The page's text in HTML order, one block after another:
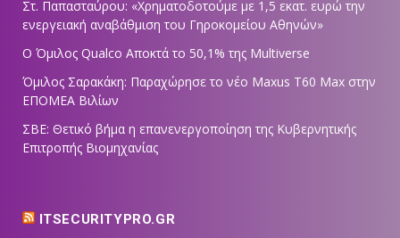
Στ. Παπασταύρου: «Χρηματοδοτούμε με 1,5 εκατ. ευρώ την
ενεργειακή αναβάθμιση του Γηροκομείου Αθηνών»
Ο Όμιλος Qualco Αποκτά το 50,1% της Multiverse
Όμιλος Σαρακάκη: Παραχώρησε το νέο Maxus T60 Max στην
ΕΠΟΜΕΑ Βιλίων
ΣΒΕ: Θετικό βήμα η επανενεργοποίηση της Κυβερνητικής
Επιτροπής Βιομηχανίας
ITSECURITYPRO.GR